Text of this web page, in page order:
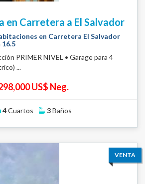
en Carretera a El Salvador
en Carretera El Salvador
PRIMER NIVEL • Garage para 4
...
US$ Neg.
4Cuartos 3Baños
VENTA